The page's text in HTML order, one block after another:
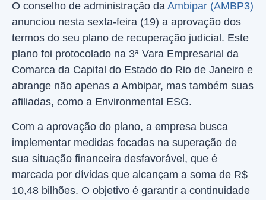
O conselho de administração da Ambipar (AMBP3)
anunciou nesta sexta-feira (19) a aprovação dos
termos do seu plano de recuperação judicial. Este
plano foi protocolado na 3ª Vara Empresarial da
Comarca da Capital do Estado do Rio de Janeiro e
abrange não apenas a Ambipar, mas também suas
afiliadas, como a Environmental ESG.
Com a aprovação do plano, a empresa busca
implementar medidas focadas na superação de
sua situação financeira desfavorável, que é
marcada por dívidas que alcançam a soma de R$
10,48 bilhões. O objetivo é garantir a continuidade